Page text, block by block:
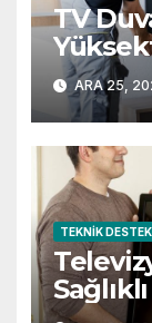
TV
ARA 25,
TEKNIK